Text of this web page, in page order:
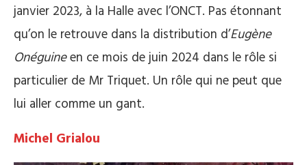
janvier 2023, à la Halle avec l’ONCT. Pas étonnant
qu’on le retrouve dans la distribution d’Eugène
Onéguineen ce mois de juin 2024 dans le rôle si
particulier de Mr Triquet. Un rôle qui ne peut que
lui aller comme un gant.
Michel Grialou